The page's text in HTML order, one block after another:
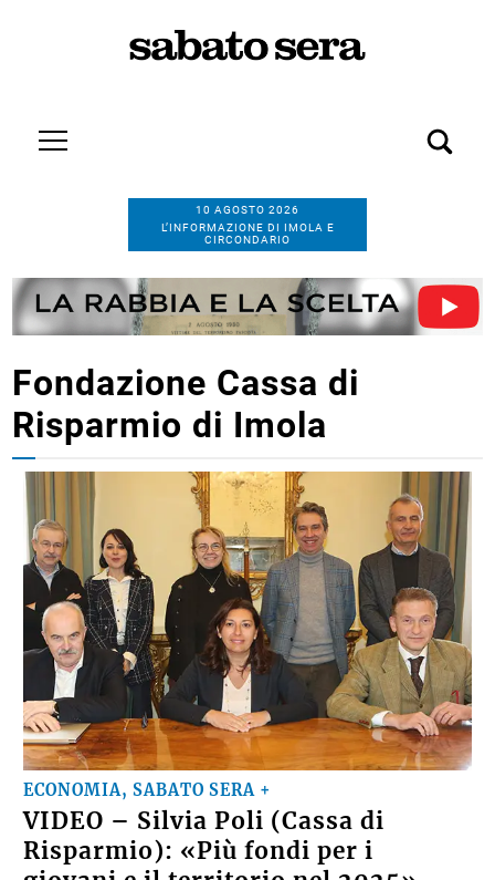
10 AGOSTO 2026
L’INFORMAZIONE DI IMOLA E
CIRCONDARIO
Fondazione Cassa di
Risparmio di Imola
ECONOMIA, SABATO SERA +
VIDEO – Silvia Poli (Cassa di
Risparmio): «Più fondi per i